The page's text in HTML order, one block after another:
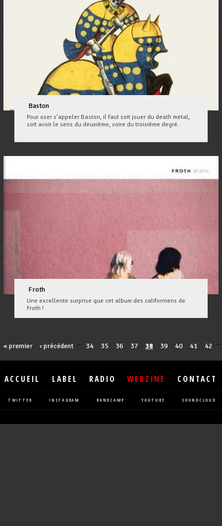
Baston
Pour oser s’appeler Baston, il faut soit jouer du death metal,
soit avoir le sens du deuxième, voire du troisième degré.
Froth
Une excellente surprise que cet album des californiens de
Froth !
« premier ‹ précédent … 34 35 36 37 38 39 40 41 42 …
ACCUEIL LABEL RADIO WEBZINE CONTACT
TWITTER INSTAGRAM BANDCAMP YOUTUBE SOUNDCLOUD